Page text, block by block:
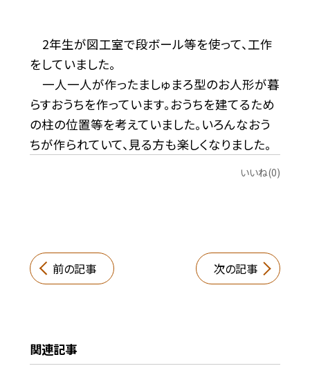
2年生が図工室で段ボール等を使って、工作
をしていました。
一人一人が作ったましゅまろ型のお人形が暮
らすおうちを作っています。おうちを建てるため
の柱の位置等を考えていました。いろんなおう
ちが作られていて、見る方も楽しくなりました。
いいね(0)
前の記事 次の記事
関連記事